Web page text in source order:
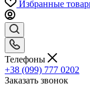
Избранные
Телефоны
+38 (099) 777 0202
Заказать звонок